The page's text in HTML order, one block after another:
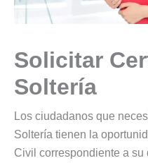
Solicitar
Soltería
Los ciudadanos que
Soltería tienen la
Civil correspondiente a